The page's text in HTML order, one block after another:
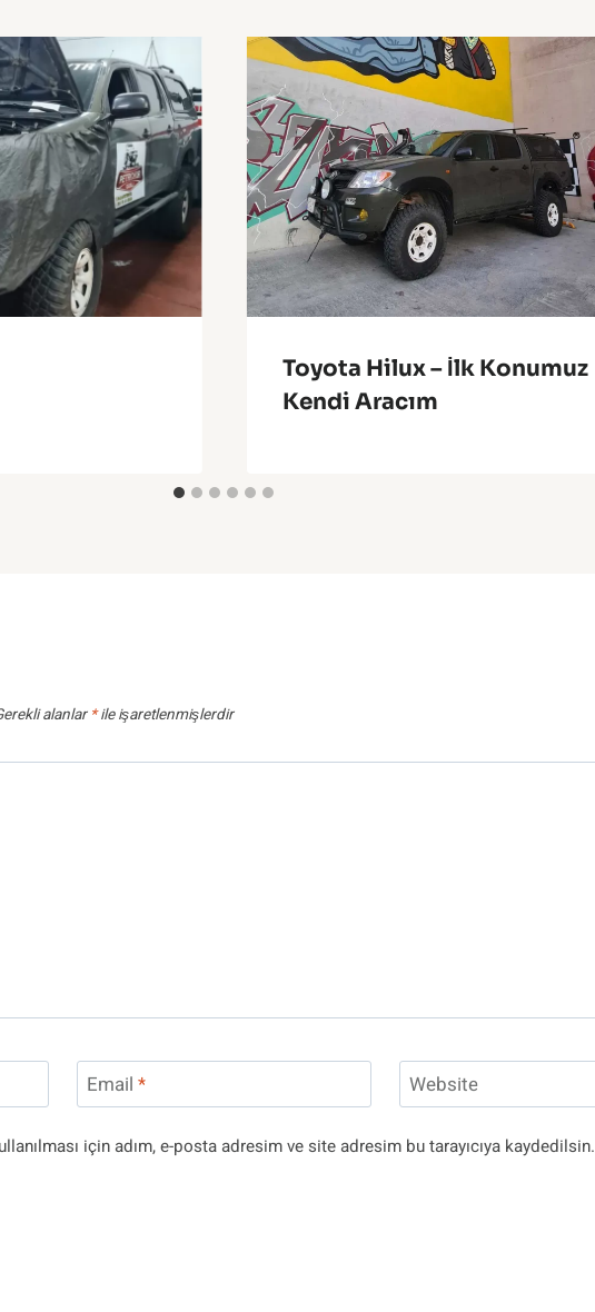
Toyota Hilux – İlk Konumuz
Kendi Aracım
alanlar *ile işaretlenmişlerdir
Email * Website
için adım, e-posta adresim ve site adresim bu tarayıcıya kaydedilsin.